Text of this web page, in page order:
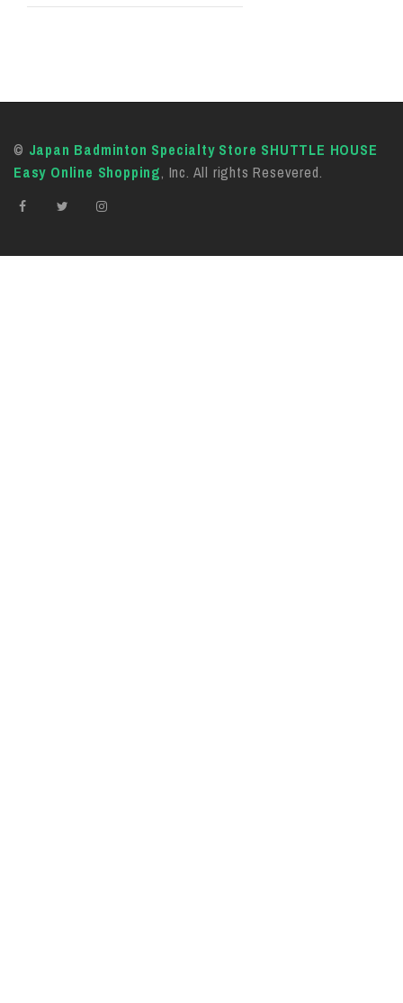
© Japan Badminton Specialty Store SHUTTLE HOUSE
Easy Online Shopping, Inc. All rights Resevered.